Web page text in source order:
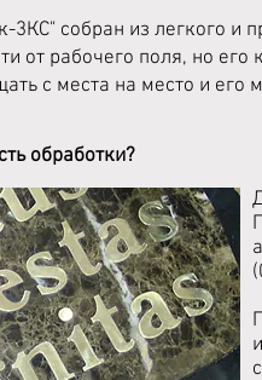
3КС" собран из легкого и
от рабочего поля, но
с места на место и
обработки?